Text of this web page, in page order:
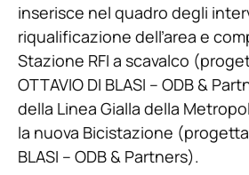
inserisce nel quadro degli
riqualificazione dell’area e
Stazione RFI a scavalco
OTTAVIO DI BLASI – ODB &
della Linea Gialla della
la nuova Bicistazione
BLASI – ODB & Partners).